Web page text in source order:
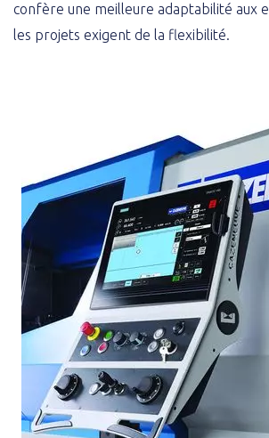
confère une meilleure adaptabilité aux
les projets exigent de la flexibilité.